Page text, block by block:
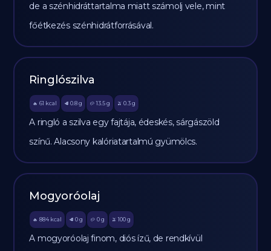
de a szénhidráttartalma miatt számolj vele, mint
főétkezés szénhidrátforrásával.
Ringlószilva
🔥 61 kcal 🥩 0.8 g 🥔 13.5g 🫒 0.3 g
A ringló a szilva egy fajtája, édeskés, sárgászöld
színű. Alacsony kalóriatartalmú gyümölcs.
Mogyoróolaj
🔥 884 kcal 🥩 0 g 🥔 0g 🫒 100 g
A mogyoróolaj finom, diós ízű, de rendkívül